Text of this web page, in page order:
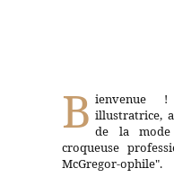
B ienvenue !
illustratrice,
de la mode
croqueuse
McGregor-ophile".